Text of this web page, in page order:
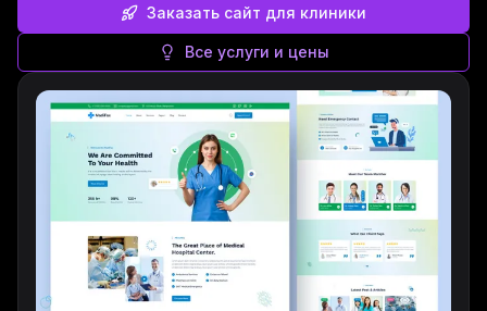
Заказать сайт для клиники
Все услуги и цены